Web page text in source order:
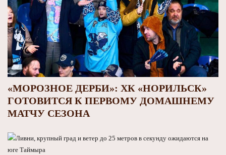
«МОРОЗНОЕ ДЕРБИ»: ХК «НОРИЛЬСК»
ГОТОВИТСЯ К ПЕРВОМУ ДОМАШНЕМУ
МАТЧУ СЕЗОНА